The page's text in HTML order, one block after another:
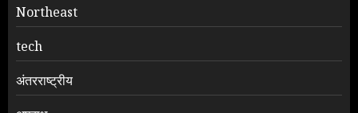
Northeast
tech
अंतरराष्ट्रीय